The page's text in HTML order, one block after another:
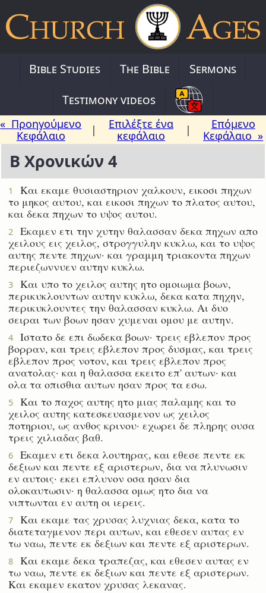
Bible Studies The Bible
Sermons
Testimony videos
« Προηγούμενο
Κεφάλαιο
|
Επιλέξτε ένα
κεφάλαιο
|
Επόμενο
Κεφάλαιο »
Β Χρονικών 4
1
Και εκαμε θυσιαστηριον χαλκουν, εικοσι πηχων
το μηκος αυτου, και εικοσι πηχων το πλατος αυτου,
και δεκα πηχων το υψος αυτου.
2
Εκαμεν ετι την χυτην θαλασσαν δεκα πηχων απο
χειλους εις χειλος, στρογγυλην κυκλω, και το υψος
αυτης πεντε πηχων· και γραμμη τριακοντα πηχων
περιεζωννυεν αυτην κυκλω.
3
Και υπο το χειλος αυτης ητο ομοιωμα βοων,
περικυκλουντων αυτην κυκλω, δεκα κατα πηχην,
περικυκλουντες την θαλασσαν κυκλω. Αι δυο
σειραι των βοων ησαν χυμεναι ομου με αυτην.
4
Ιστατο δε επι δωδεκα βοων· τρεις εβλεπον προς
βορραν, και τρεις εβλεπον προς δυσμας, και τρεις
εβλεπον προς νοτον, και τρεις εβλεπον προς
ανατολας· και η θαλασσα εκειτο επ' αυτων· και
ολα τα οπισθια αυτων ησαν προς τα εσω.
5
Και το παχος αυτης ητο μιας παλαμης και το
χειλος αυτης κατεσκευασμενον ως χειλος
ποτηριου, ως ανθος κρινου· εχωρει δε πληρης ουσα
τρεις χιλιαδας βαθ.
6
Εκαμεν ετι δεκα λουτηρας, και εθεσε πεντε εκ
δεξιων και πεντε εξ αριστερων, δια να πλυνωσιν
εν αυτοις· εκει επλυνον οσα ησαν δια
ολοκαυτωσιν· η θαλασσα ομως ητο δια να
νιπτωνται εν αυτη οι ιερεις.
7
Και εκαμε τας χρυσας λυχνιας δεκα, κατα το
διατεταγμενον περι αυτων, και εθεσεν αυτας εν
τω ναω, πεντε εκ δεξιων και πεντε εξ αριστερων.
8
Και εκαμε δεκα τραπεζας, και εθεσεν αυτας εν
τω ναω, πεντε εκ δεξιων και πεντε εξ αριστερων.
Και εκαμεν εκατον χρυσας λεκανας.